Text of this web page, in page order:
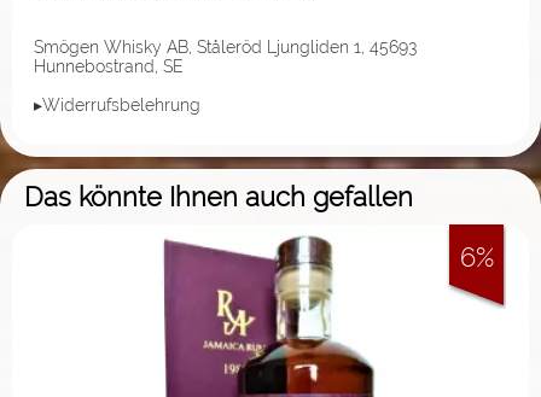
Smögen Whisky AB, Ståleröd Ljungliden 1, 45693
Hunnebostrand, SE
▸Widerrufsbelehrung
Das könnte Ihnen auch gefallen
6%